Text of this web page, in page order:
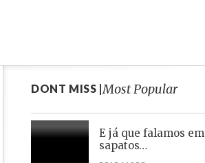
DONT MISS |Most Popular
E já que falamos em
sapatos…